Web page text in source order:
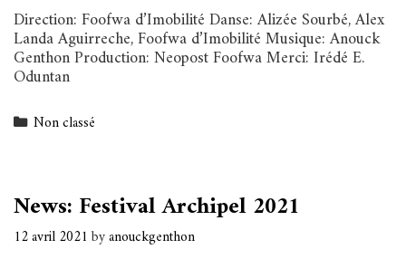
Direction: Foofwa d’Imobilité Danse: Alizée Sourbé, Alex
Landa Aguirreche, Foofwa d’Imobilité Musique: Anouck
Genthon Production: Neopost Foofwa Merci: Irédé E.
Oduntan
Categories
Non classé
News: Festival Archipel 2021
12 avril 2021 byanouckgenthon